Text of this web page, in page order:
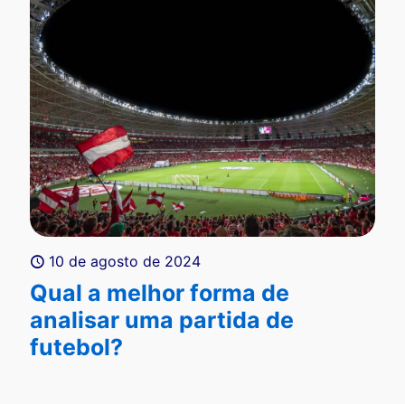
10 de agosto de 2024
Qual a melhor forma de
analisar uma partida de
futebol?